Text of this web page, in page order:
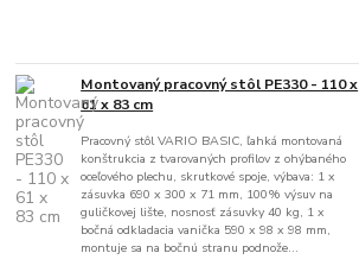
Montovaný pracovný stôl PE330 - 110 x
61 x 83 cm
Pracovný stôl VARIO BASIC, ľahká montovaná
konštrukcia z tvarovaných profilov z ohýbaného
oceľového plechu, skrutkové spoje, výbava: 1 x
zásuvka 690 x 300 x 71 mm, 100% výsuv na
guličkovej lište, nosnosť zásuvky 40 kg, 1 x
bočná odkladacia vanička 590 x 98 x 98 mm,
montuje sa na bočnú stranu podnože...